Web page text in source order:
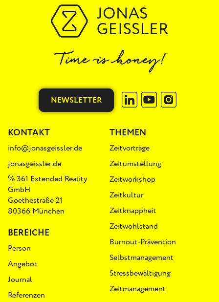
NEWSLETTER
BEREICHE
Person
Angebot
Journal
Referenzen
KONTAKT
info@jonasgeissler.de
jonasgeissler.de
℅ 361 Extended Reality
GmbH
Goethestraße 21
80366 München
THEMEN
Zeitvorträge
Zeitumstellung
Zeitworkshop
Zeitkultur
Zeitknappheit
Zeitwohlstand
Burnout-Prävention
Selbstmanagement
Stressbewältigung
Zeitmanagement